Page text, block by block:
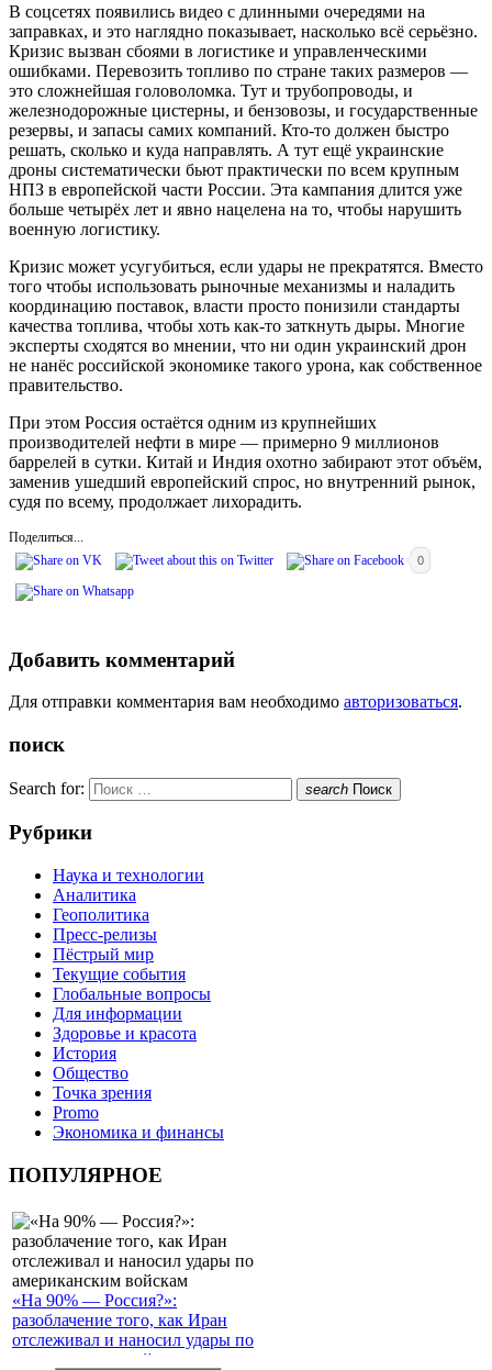
В соцсетях появились видео с длинными очередями на
заправках, и это наглядно показывает, насколько всё серьёзно.
Кризис вызван сбоями в логистике и управленческими
ошибками. Перевозить топливо по стране таких размеров —
это сложнейшая головоломка. Тут и трубопроводы, и
железнодорожные цистерны, и бензовозы, и государственные
резервы, и запасы самих компаний. Кто-то должен быстро
решать, сколько и куда направлять. А тут ещё украинские
дроны систематически бьют практически по всем крупным
НПЗ в европейской части России. Эта кампания длится уже
больше четырёх лет и явно нацелена на то, чтобы нарушить
военную логистику.
Кризис может усугубиться, если удары не прекратятся. Вместо
того чтобы использовать рыночные механизмы и наладить
координацию поставок, власти просто понизили стандарты
качества топлива, чтобы хоть как-то заткнуть дыры. Многие
эксперты сходятся во мнении, что ни один украинский дрон
не нанёс российской экономике такого урона, как собственное
правительство.
При этом Россия остаётся одним из крупнейших
производителей нефти в мире — примерно 9 миллионов
баррелей в сутки. Китай и Индия охотно забирают этот объём,
заменив ушедший европейский спрос, но внутренний рынок,
судя по всему, продолжает лихорадить.
Поделиться...
0
Добавить комментарий
Для отправки комментария вам необходимо авторизоваться.
поиск
Search for: search Поиск
Рубрики
Наука и технологии
Аналитика
Геополитика
Пресс-релизы
Пёстрый мир
Текущие события
Глобальные вопросы
Для информации
Здоровье и красота
История
Общество
Точка зрения
Promo
Экономика и финансы
ПОПУЛЯРНОЕ
«На 90% — Россия?»:
разоблачение того, как Иран
отслеживал и наносил удары по
американским войскам